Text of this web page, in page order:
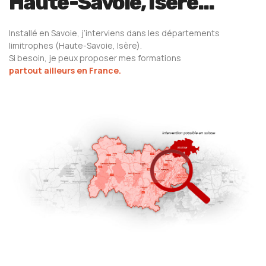
Installé en Savoie, j’interviens dans les départements
limitrophes (Haute-Savoie, Isère).
Si besoin, je peux proposer mes formations
partout ailleurs en France.